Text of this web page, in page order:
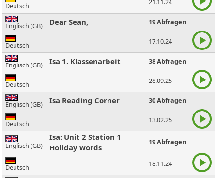
Deutsch 21.11.24
Englisch (GB) Dear Sean, 19 Abfragen
Deutsch 17.10.24
Englisch (GB) Isa 1. Klassenarbeit 38 Abfragen
Deutsch 28.09.25
Englisch (GB) Isa Reading Corner 30 Abfragen
Deutsch 13.02.25
Englisch (GB)
Isa: Unit 2 Station 1
Holiday words
19 Abfragen
Deutsch 18.11.24